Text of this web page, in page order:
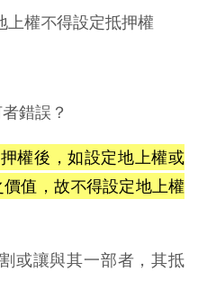
上權不得設定抵押權
錯誤？
權後，如設定地上權或
值，故不得設定地上權
或讓與其一部者，其抵